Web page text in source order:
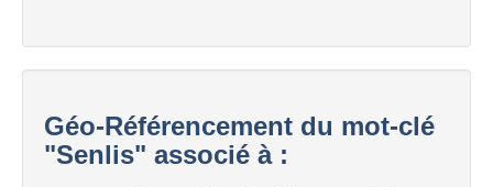
Géo-Référencement du mot-clé
"Senlis" associé à :